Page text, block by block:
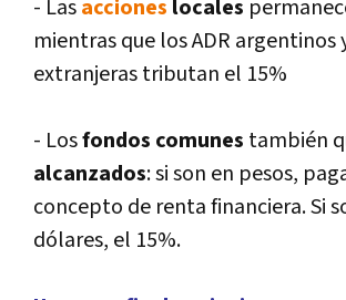
- Lasacciones locales
mientras que los ADR argentinos
extranjeras tributan el 15%
- Losfondos comunes también
alcanzados: si son en pesos,
concepto de renta financiera. Si
dólares, el 15%.